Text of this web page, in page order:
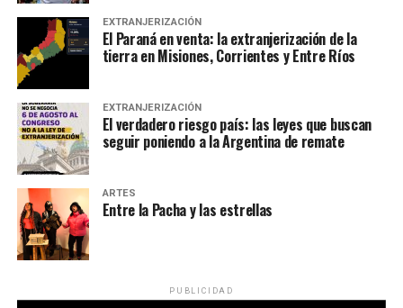
EXTRANJERIZACIÓN
El Paraná en venta: la extranjerización de la
tierra en Misiones, Corrientes y Entre Ríos
EXTRANJERIZACIÓN
El verdadero riesgo país: las leyes que buscan
seguir poniendo a la Argentina de remate
ARTES
Entre la Pacha y las estrellas
PUBLICIDAD